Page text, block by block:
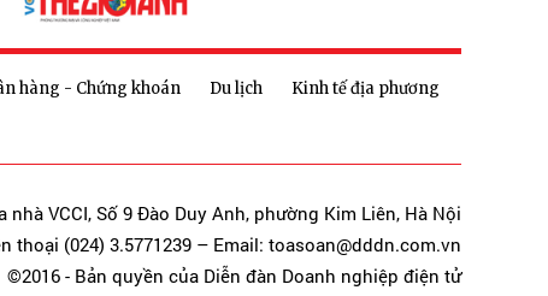
hàng - Chứng khoán Du lịch
Kinh tế địa phương
nhà VCCI, Số 9 Đào Duy Anh, phường Kim Liên, Hà Nội
thoại (024) 3.5771239 – Email: toasoan@dddn.com.vn
©2016 - Bản quyền của Diễn đàn Doanh nghiệp điện tử